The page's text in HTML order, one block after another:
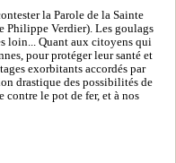
la Parole de la Sainte
Philippe Verdier). Les goulags
loin... Quant aux citoyens qui
pour protéger leur santé et
exorbitants accordés par
drastique des possibilités de
contre le pot de fer, et à nos